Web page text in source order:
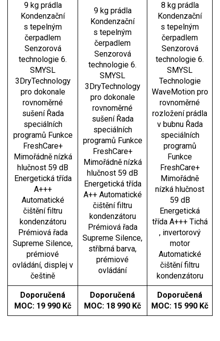
9 kg prádla
Kondenzační
s tepelným
čerpadlem
Senzorová
technologie 6.
SMYSL
3DryTechnology
pro dokonale
rovnoměrné
sušení Řada
speciálních
programů Funkce
FreshCare+
Mimořádně nízká
hlučnost 59 dB
Energetická třída
A+++
Automatické
čištění filtru
kondenzátoru
Prémiová řada
Supreme Silence,
prémiové
ovládání, displej v
češtině
9 kg prádla
Kondenzační
s tepelným
čerpadlem
Senzorová
technologie 6.
SMYSL
3DryTechnology
pro dokonale
rovnoměrné
sušení Řada
speciálních
programů Funkce
FreshCare+
Mimořádně nízká
hlučnost 59 dB
Energetická třída
A++ Automatické
čištění filtru
kondenzátoru
Prémiová řada
Supreme Silence,
stříbrná barva,
prémiové
ovládání
8 kg prádla
Kondenzační
s tepelným
čerpadlem
Senzorová
technologie 6.
SMYSL
Technologie
WaveMotion pro
rovnoměrné
rozložení prádla
v bubnu Řada
speciálních
programů
Funkce
FreshCare+
Mimořádně
nízká hlučnost
59 dB
Energetická
třída A+++ Tichá
, invertorový
motor
Automatické
čištění filtru
kondenzátoru
Doporučená
MOC: 19 990 Kč
Doporučená
MOC: 18 990 Kč
Doporučená
MOC: 15 990 Kč